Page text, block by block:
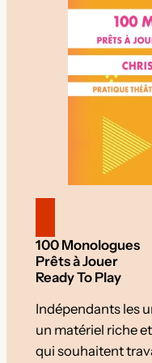
100 Monologues
Prêts à Jouer
Ready To Play
Indépendants les
un matériel riche
qui souhaitent